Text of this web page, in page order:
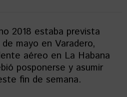
2018 estaba prevista
mayo en Varadero,
aéreo en La Habana
posponerse y asumir
fin de semana.